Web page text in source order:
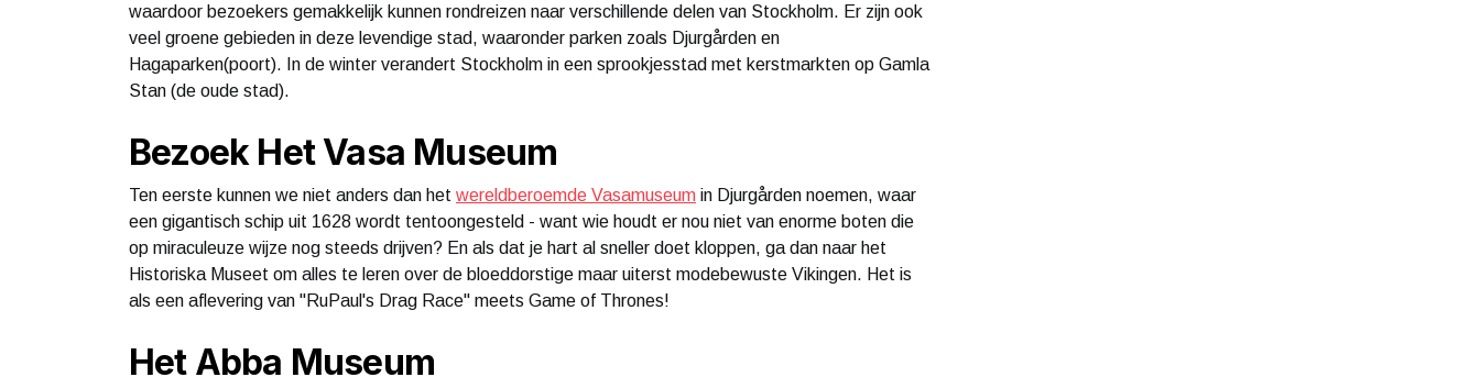
waardoor bezoekers gemakkelijk kunnen rondreizen naar verschillende delen van Stockholm. Er zijn ook
veel groene gebieden in deze levendige stad, waaronder parken zoals Djurgården en
Hagaparken(poort). In de winter verandert Stockholm in een sprookjesstad met kerstmarkten op Gamla
Stan (de oude stad).
Bezoek Het Vasa Museum
Ten eerste kunnen we niet anders dan het wereldberoemde Vasamuseum in Djurgården noemen, waar
een gigantisch schip uit 1628 wordt tentoongesteld - want wie houdt er nou niet van enorme boten die
op miraculeuze wijze nog steeds drijven? En als dat je hart al sneller doet kloppen, ga dan naar het
Historiska Museet om alles te leren over de bloeddorstige maar uiterst modebewuste Vikingen. Het is
als een aflevering van "RuPaul's Drag Race" meets Game of Thrones!
Het Abba Museum